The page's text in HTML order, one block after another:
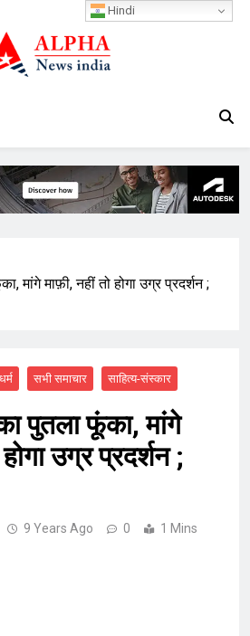
मांगे माफ़ी, नहीं तो होगा उग्र प्रदर्शन ;
धर्म सभी समाचार साहित्य-संस्कार
पुतला फूंका, मांगे
उग्र प्रदर्शन ;
9 Years Ago 0 1 Mins
Hindi